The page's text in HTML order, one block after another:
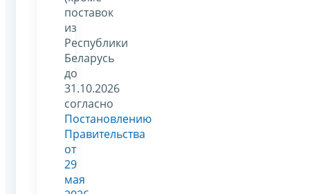
поставок
из
Республики
Беларусь
до
31.10.2026
согласно
Постановлению
Правительства
от
29
мая